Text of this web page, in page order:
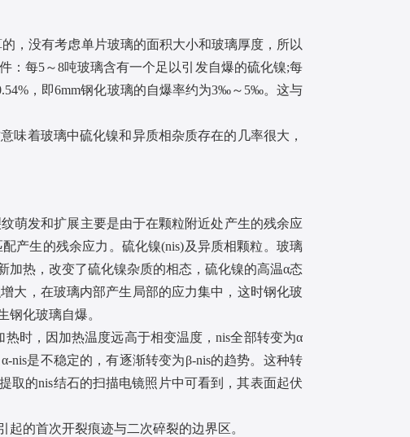
，没有考虑单片玻璃的面积大小和玻璃厚度，所以
：每5～8吨玻璃含有一个足以引发自爆的硫化镍;每
，即6mm钢化玻璃的自爆率约为3‰～5‰。这与
着玻璃中硫化镍和异质相杂质存在的几率很大，
发和扩展主要是由于在颗粒附近处产生的残余应
产生的残余应力。硫化镍(nis)及异质相颗粒。玻璃
加热，改变了硫化镍杂质的相态，硫化镍的高温α态
大，在玻璃内部产生局部的应力集中，这时钢化玻
化玻璃自爆。
时，因加热温度远高于相变温度，nis全部转变为α
nis是不稳定的，有逐渐转变为β-nis的趋势。这种转
取的nis结石的扫描电镜照片中可看到，其表面起伏
的首次开裂痕迹与二次碎裂的边界区。